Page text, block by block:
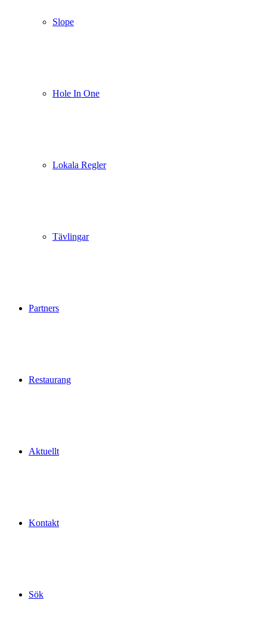
Slope
Hole In One
Lokala Regler
Tävlingar
Partners
Restaurang
Aktuellt
Kontakt
Sök